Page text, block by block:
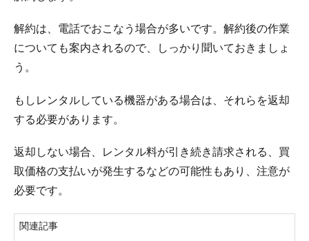
解約は、電話でおこなう場合が多いです。解約後の作業
についても案内されるので、しっかり聞いておきましょ
う。
もしレンタルしている機器がある場合は、それらを返却
する必要があります。
返却しない場合、レンタル料が引き続き請求される、買
取価格の支払いが発生するなどの可能性もあり、注意が
必要です。
関連記事